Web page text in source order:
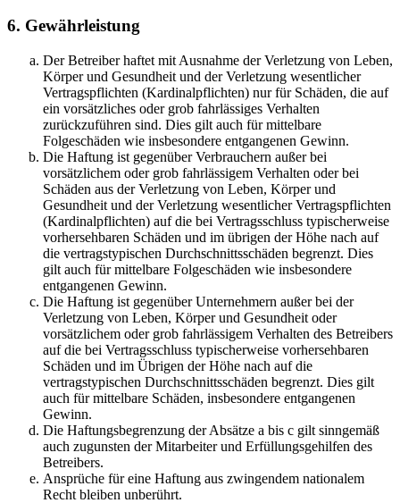
6. Gewährleistung
Der Betreiber haftet mit Ausnahme der Verletzung von Leben,
Körper und Gesundheit und der Verletzung wesentlicher
Vertragspflichten (Kardinalpflichten) nur für Schäden, die auf
ein vorsätzliches oder grob fahrlässiges Verhalten
zurückzuführen sind. Dies gilt auch für mittelbare
Folgeschäden wie insbesondere entgangenen Gewinn.
Die Haftung ist gegenüber Verbrauchern außer bei
vorsätzlichem oder grob fahrlässigem Verhalten oder bei
Schäden aus der Verletzung von Leben, Körper und
Gesundheit und der Verletzung wesentlicher Vertragspflichten
(Kardinalpflichten) auf die bei Vertragsschluss typischerweise
vorhersehbaren Schäden und im übrigen der Höhe nach auf
die vertragstypischen Durchschnittsschäden begrenzt. Dies
gilt auch für mittelbare Folgeschäden wie insbesondere
entgangenen Gewinn.
Die Haftung ist gegenüber Unternehmern außer bei der
Verletzung von Leben, Körper und Gesundheit oder
vorsätzlichem oder grob fahrlässigem Verhalten des Betreibers
auf die bei Vertragsschluss typischerweise vorhersehbaren
Schäden und im Übrigen der Höhe nach auf die
vertragstypischen Durchschnittsschäden begrenzt. Dies gilt
auch für mittelbare Schäden, insbesondere entgangenen
Gewinn.
Die Haftungsbegrenzung der Absätze a bis c gilt sinngemäß
auch zugunsten der Mitarbeiter und Erfüllungsgehilfen des
Betreibers.
Ansprüche für eine Haftung aus zwingendem nationalem
Recht bleiben unberührt.